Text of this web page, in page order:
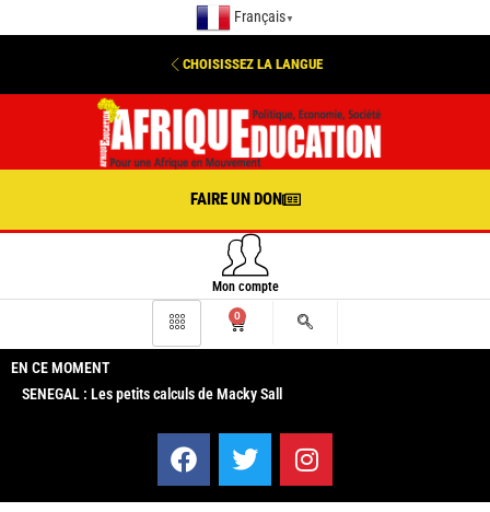
Français ▼
CHOISISSEZ LA LANGUE
FAIRE UN DON
Mon compte
0
EN CE MOMENT
SENEGAL : Les petits calculs de Macky Sall